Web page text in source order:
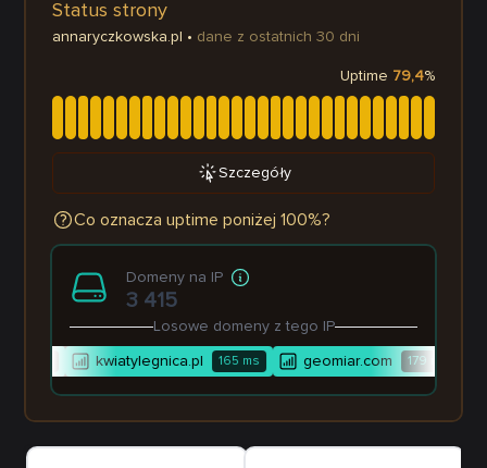
Status strony
annaryczkowska.pl • dane z ostatnich 30 dni
Uptime 79,4%
Szczegóły
Co oznacza uptime poniżej 100%?
Domeny na IP
3 415
Losowe domeny z tego IP
kwiatylegnica.pl 165ms geomiar.com 179ms